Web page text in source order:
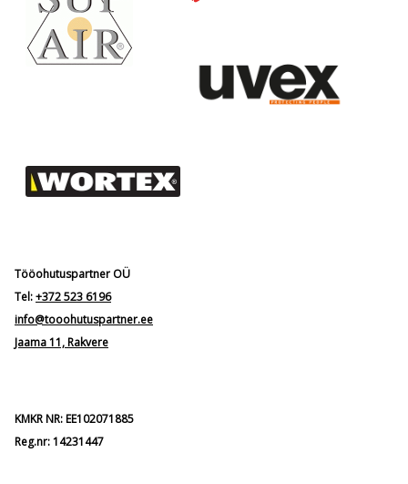
Tööohutuspartner OÜ
Tel:+372 523 6196
info@tooohutuspartner.ee
Jaama 11, Rakvere
KMKR NR: EE102071885
Reg.nr: 14231447